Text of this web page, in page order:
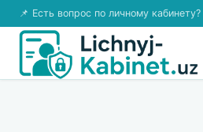
📌 Есть вопрос по личному кабинету?